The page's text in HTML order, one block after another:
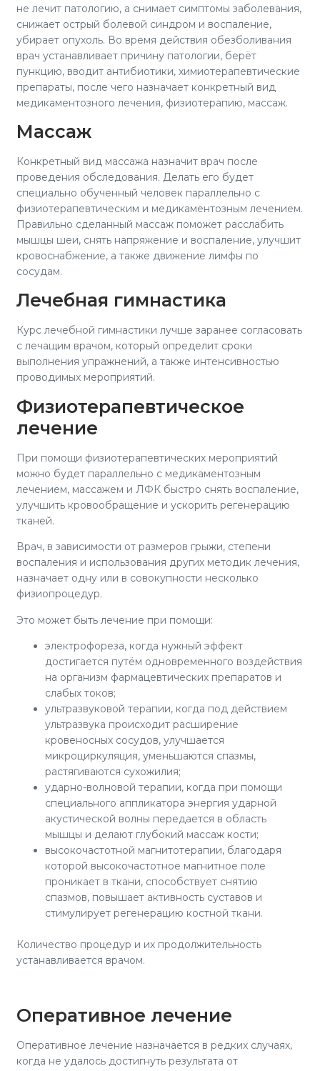
не лечит патологию, а снимает симптомы заболевания,
снижает острый болевой синдром и воспаление,
убирает опухоль. Во время действия обезболивания
врач устанавливает причину патологии, берёт
пункцию, вводит антибиотики, химиотерапевтические
препараты, после чего назначает конкретный вид
медикаментозного лечения, физиотерапию, массаж.
Массаж
Конкретный вид массажа назначит врач после
проведения обследования. Делать его будет
специально обученный человек параллельно с
физиотерапевтическим и медикаментозным лечением.
Правильно сделанный массаж поможет расслабить
мышцы шеи, снять напряжение и воспаление, улучшит
кровоснабжение, а также движение лимфы по
сосудам.
Лечебная гимнастика
Курс лечебной гимнастики лучше заранее согласовать
с лечащим врачом, который определит сроки
выполнения упражнений, а также интенсивностью
проводимых мероприятий.
Физиотерапевтическое
лечение
При помощи физиотерапевтических мероприятий
можно будет параллельно с медикаментозным
лечением, массажем и ЛФК быстро снять воспаление,
улучшить кровообращение и ускорить регенерацию
тканей.
Врач, в зависимости от размеров грыжи, степени
воспаления и использования других методик лечения,
назначает одну или в совокупности несколько
физиопроцедур.
Это может быть лечение при помощи:
электрофореза, когда нужный эффект
достигается путём одновременного воздействия
на организм фармацевтических препаратов и
слабых токов;
ультразвуковой терапии, когда под действием
ультразвука происходит расширение
кровеносных сосудов, улучшается
микроциркуляция, уменьшаются спазмы,
растягиваются сухожилия;
ударно-волновой терапии, когда при помощи
специального аппликатора энергия ударной
акустической волны передается в область
мышцы и делают глубокий массаж кости;
высокочастотной магнитотерапии, благодаря
которой высокочастотное магнитное поле
проникает в ткани, способствует снятию
спазмов, повышает активность суставов и
стимулирует регенерацию костной ткани.
Количество процедур и их продолжительность
устанавливается врачом.
Оперативное лечение
Оперативное лечение назначается в редких случаях,
когда не удалось достигнуть результата от